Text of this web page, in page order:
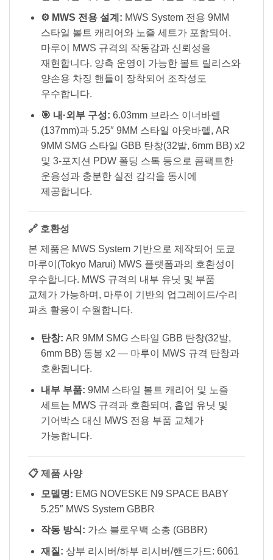
⚙️ MWS 전용 설계: MWS System 전용 9MM
스타일 볼트 캐리어와 노즐 세트가 포함되어,
마루이 MWS 규격의 작동감과 신뢰성을
재현합니다. 양측 운영이 가능한 볼트 릴리스와
양손용 차징 핸들이 장착되어 조작성도
우수합니다.
🎯 내·외부 구성: 6.03mm 브라스 이너바렐
(137mm)과 5.25″ 9MM 스타일 아웃바렐, AR
9MM SMG 스타일 GBB 탄창(32발, 6mm BB) x2
및 3-포지션 PDW 폴딩 스톡 등으로 콤팩트한
운용성과 충분한 실전 감각을 동시에
제공합니다.
🔗 호환성
본 제품은 MWS System 기반으로 제작되어 도쿄
마루이(Tokyo Marui) MWS 플랫폼과의 호환성이
우수합니다. MWS 규격의 내부 유닛 및 부품
교체가 가능하며, 마루이 기반의 업그레이드/수리
파츠 활용이 수월합니다.
탄창: AR 9MM SMG 스타일 GBB 탄창(32발,
6mm BB) 동봉 x2 — 마루이 MWS 규격 탄창과
호환됩니다.
내부 부품: 9MM 스타일 볼트 캐리어 및 노즐
세트는 MWS 규격과 호환되며, 홉업 유닛 및
기어박스 대신 MWS 전용 부품 교체가
가능합니다.
📋 제품 사양
모델명: EMG NOVESKE N9 SPACE BABY
5.25″ MWS System GBBR
작동 방식: 가스 블로우백 소총 (GBBR)
재질: 상부 리시버/하부 리시버/핸드가드: 6061